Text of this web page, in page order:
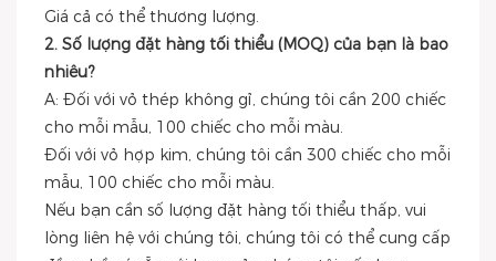
Giá cả có thể thương lượng.
2. Số lượng đặt hàng tối thiểu (MOQ) của bạn là bao
nhiêu?
A: Đối với vỏ thép không gỉ, chúng tôi cần 200 chiếc
cho mỗi mẫu, 100 chiếc cho mỗi màu.
Đối với vỏ hợp kim, chúng tôi cần 300 chiếc cho mỗi
mẫu, 100 chiếc cho mỗi màu.
Nếu bạn cần số lượng đặt hàng tối thiểu thấp, vui
lòng liên hệ với chúng tôi, chúng tôi có thể cung cấp